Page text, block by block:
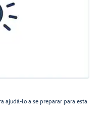
ajudá-lo a se preparar para esta